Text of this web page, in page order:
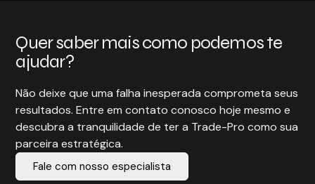
Quer saber mais como podemos te
ajudar?
Não deixe que uma falha inesperada comprometa seus
resultados. Entre em contato conosco hoje mesmo e
descubra a tranquilidade de ter a Trade-Pro como sua
parceira estratégica.
Fale com nosso especialista